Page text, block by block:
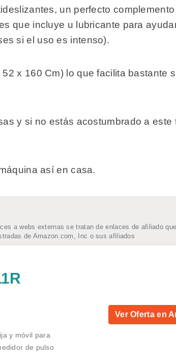
un perfecto
que incluye u lubricante para
si el uso es intenso).
x 160 Cm) lo que facilita bastante
y si no estás acostumbrado a este
así en casa.
a webs externas se tratan de enlaces de afiliado
de Amazon.com, Inc o sus afiliados
y móvil para
de pulso
Ver Oferta en